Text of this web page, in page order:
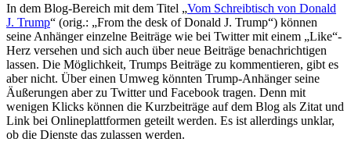
In dem Blog-Bereich mit dem Titel „Vom Schreibtisch von Donald
J. Trump“ (orig.: „From the desk of Donald J. Trump“) können
seine Anhänger einzelne Beiträge wie bei Twitter mit einem „Like“-
Herz versehen und sich auch über neue Beiträge benachrichtigen
lassen. Die Möglichkeit, Trumps Beiträge zu kommentieren, gibt es
aber nicht. Über einen Umweg könnten Trump-Anhänger seine
Äußerungen aber zu Twitter und Facebook tragen. Denn mit
wenigen Klicks können die Kurzbeiträge auf dem Blog als Zitat und
Link bei Onlineplattformen geteilt werden. Es ist allerdings unklar,
ob die Dienste das zulassen werden.